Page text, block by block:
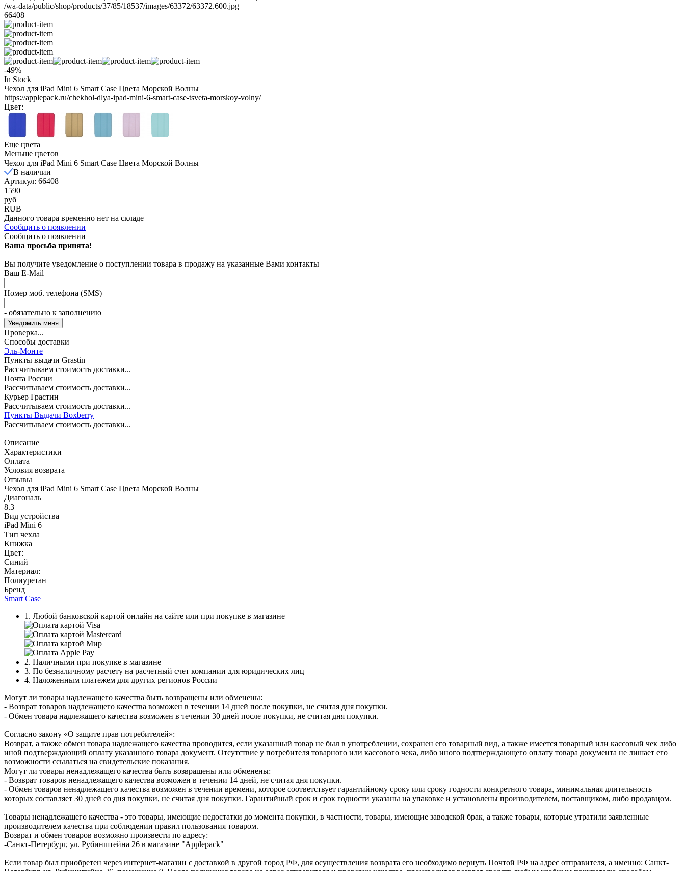
/wa-data/public/shop/products/37/85/18537/images/63372/63372.600.jpg
66408
-49%
In Stock
Чехол для iPad Mini 6 Smart Case Цвета Морской Волны
https://applepack.ru/chekhol-dlya-ipad-mini-6-smart-case-tsveta-morskoy-volny/
Цвет:
Еще цвета
Меньше цветов
Чехол для iPad Mini 6 Smart Case Цвета Морской Волны
В наличии
Артикул: 66408
1590
руб
RUB
Данного товара временно нет на складе
Сообщить о появлении
Сообщить о появлении
Ваша просьба принята!
Вы получите уведомление о поступлении товара в продажу на указанные Вами контакты
Ваш E-Mail
Номер моб. телефона (SMS)
- обязательно к заполнению
Проверка...
Способы доставки
Эль-Монте
Пункты выдачи Grastin
Рассчитываем стоимость доставки...
Почта России
Рассчитываем стоимость доставки...
Курьер Грастин
Рассчитываем стоимость доставки...
Пункты Выдачи Boxberry
Рассчитываем стоимость доставки...
Описание
Характеристики
Оплата
Условия возврата
Отзывы
Чехол для iPad Mini 6 Smart Case Цвета Морской Волны
Диагональ
8.3
Вид устройства
iPad Mini 6
Тип чехла
Книжка
Цвет:
Синий
Материал:
Полиуретан
Бренд
Smart Case
1. Любой банковской картой онлайн на сайте или при покупке в магазине
2. Наличными при покупке в магазине
3. По безналичному расчету на расчетный счет компании для юридических лиц
4. Наложенным платежем для других регионов России
Могут ли товары надлежащего качества быть возвращены или обменены:
- Возврат товаров надлежащего качества возможен в течении 14 дней после покупки, не считая дня покупки.
- Обмен товара надлежащего качества возможен в течении 30 дней после покупки, не считая дня покупки.
Согласно закону «О защите прав потребителей»:
Возврат, а также обмен товара надлежащего качества проводится, если указанный товар не был в употреблении, сохранен его товарный вид, а также имеется товарный или кассовый чек либо
иной подтверждающий оплату указанного товара документ. Отсутствие у потребителя товарного или кассового чека, либо иного подтверждающего оплату товара документа не лишает его
возможности ссылаться на свидетельские показания.
Могут ли товары ненадлежащего качества быть возвращены или обменены:
- Возврат товаров ненадлежащего качества возможен в течении 14 дней, не считая дня покупки.
- Обмен товаров ненадлежащего качества возможен в течении времени, которое соответствует гарантийному сроку или сроку годности конкретного товара, минимальная длительность
которых составляет 30 дней со дня покупки, не считая дня покупки. Гарантийный срок и срок годности указаны на упаковке и установлены производителем, поставщиком, либо продавцом.
Товары ненадлежащего качества - это товары, имеющие недостатки до момента покупки, в частности, товары, имеющие заводской брак, а также товары, которые утратили заявленные
производителем качества при соблюдении правил пользования товаром.
Возврат и обмен товаров возможно произвести по адресу:
-Санкт-Петербург, ул. Рубинштейна 26 в магазине "Applepack"
Если товар был приобретен через интернет-магазин с доставкой в другой город РФ, для осуществления возврата его необходимо вернуть Почтой РФ на адрес отправителя, а именно: Санкт-